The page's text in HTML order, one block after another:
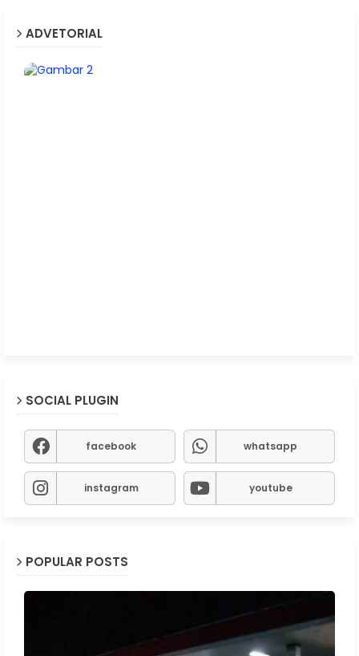
ADVETORIAL
SOCIAL PLUGIN
facebook whatsapp
instagram youtube
POPULAR POSTS